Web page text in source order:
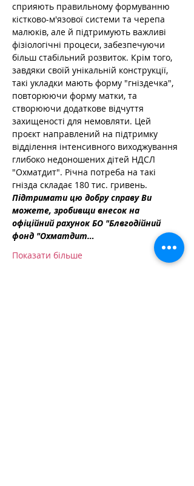
сприяють правильному формуванню
кістково-м'язової системи та черепа
малюків, але й підтримують важливі
фізіологічні процеси, забезпечуючи
більш стабільний розвиток. Крім того,
завдяки своїй унікальній конструкції,
такі укладки мають форму "гніздечка",
повторюючи форму матки, та
створюючи додаткове відчуття
захищеності для немовляти. Цей
проєкт направлений на підтримку
відділення інтенсивного виходжування
глибоко недоношених дітей НДСЛ
"Охматдит". Річна потреба на такі
гнізда складає 180 тис. гривень.
Підтримати цю добру справу Ви
можете, зробивщи внесок на
офіційний рахунок БО "Блвгодійний
фонд "Охматдит…
Показати більше